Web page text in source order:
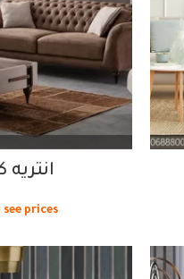
انتريه
prices